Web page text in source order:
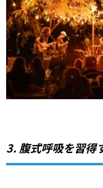
3. 腹式呼吸を習得